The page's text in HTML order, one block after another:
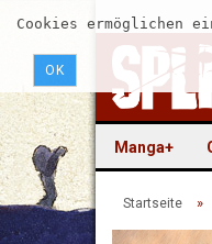
Cookies ermöglichen
OK
Manga+
Startseite »